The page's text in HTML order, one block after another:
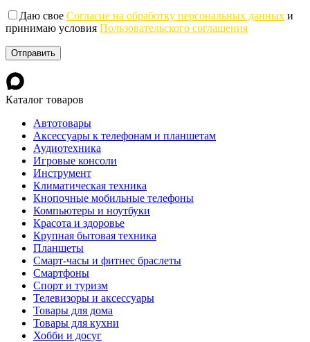
Даю свое Согласие на обработку персональных данных и
принимаю условия Пользовательского соглашения
Каталог товаров
Автотовары
Аксессуары к телефонам и планшетам
Аудиотехника
Игровые консоли
Инструмент
Климатическая техника
Кнопочные мобильные телефоны
Компьютеры и ноутбуки
Красота и здоровье
Крупная бытовая техника
Планшеты
Смарт-часы и фитнес браслеты
Смартфоны
Спорт и туризм
Телевизоры и аксессуары
Товары для дома
Товары для кухни
Хобби и досуг